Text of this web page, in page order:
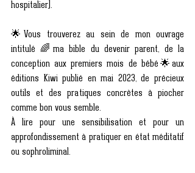
hospitalier).
🌟Vous trouverez au sein de mon ouvrage
intitulé 🌈ma bible du devenir parent, de la
conception aux premiers mois de bébé🌟aux
éditions Kiwi publié en mai 2023, de précieux
outils et des pratiques concrètes à piocher
comme bon vous semble.
À lire pour une sensibilisation et pour un
approfondissement à pratiquer en état méditatif
ou sophroliminal.